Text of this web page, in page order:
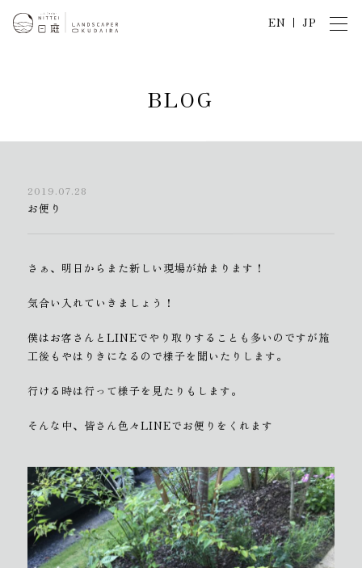
EN JP
BLOG
2019.07.28
お便り
さぁ、明日からまた新しい現場が始まります！
気合い入れていきましょう！
僕はお客さんとLINEでやり取りすることも多いのですが施
工後もやはりきになるので様子を聞いたりします。
行ける時は行って様子を見たりもします。
そんな中、皆さん色々LINEでお便りをくれます